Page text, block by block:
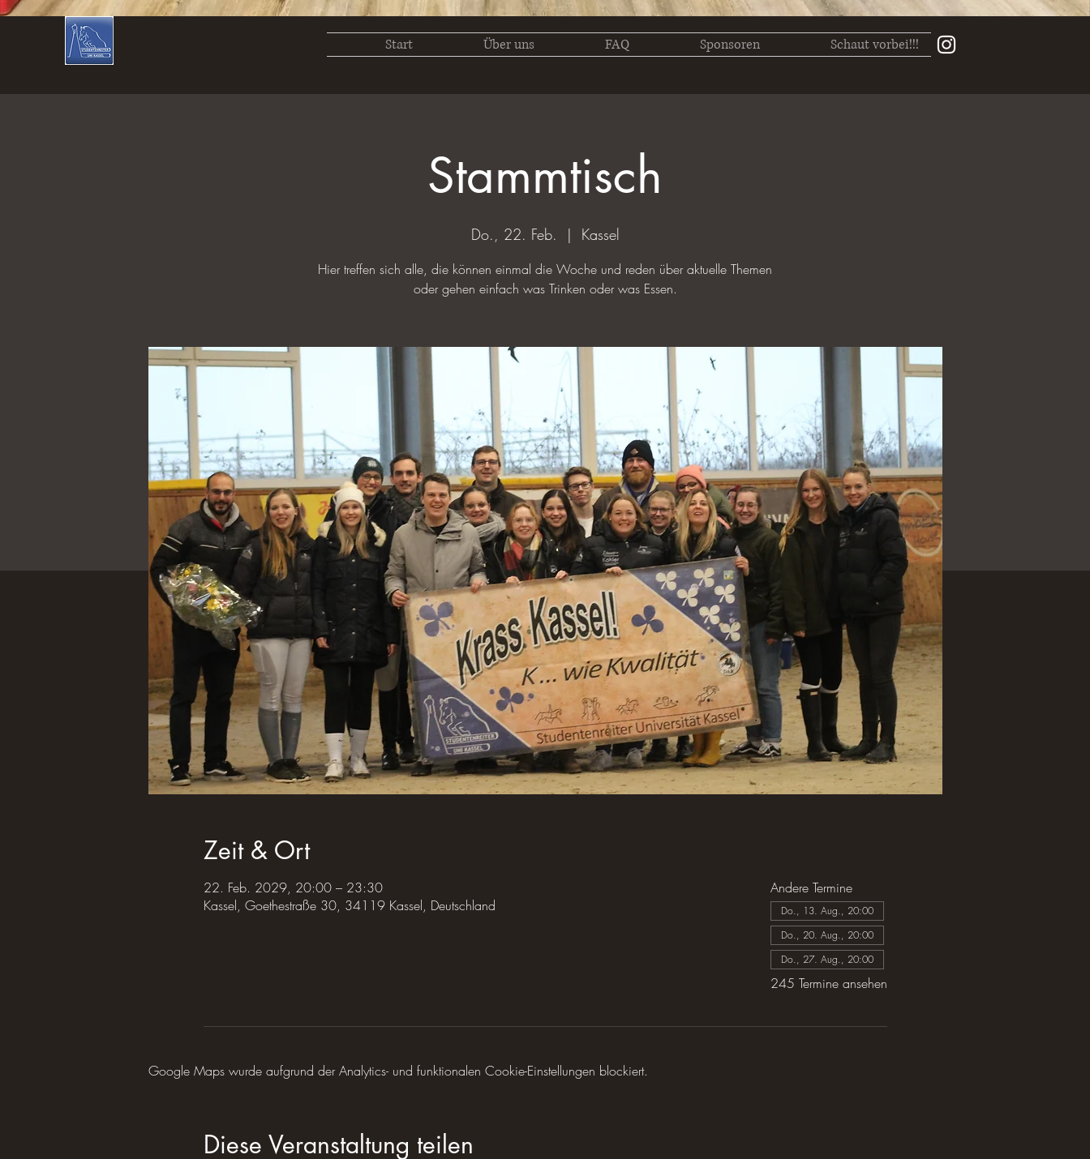
Start Über uns FAQ Sponsoren Schaut vorbei!!!
Stammtisch
Do., 22. Feb.
  |
Kassel
Hier treffen sich alle, die können einmal die Woche und reden über aktuelle Themen
oder gehen einfach was Trinken oder was Essen.
Zeit & Ort
22. Feb. 2029, 20:00 – 23:30
Kassel, Goethestraße 30, 34119 Kassel, Deutschland
Andere Termine
Do., 13. Aug., 20:00
Do., 20. Aug., 20:00
Do., 27. Aug., 20:00
245 Termine ansehen
Google Maps wurde aufgrund der Analytics- und funktionalen Cookie-Einstellungen blockiert.
Diese Veranstaltung teilen